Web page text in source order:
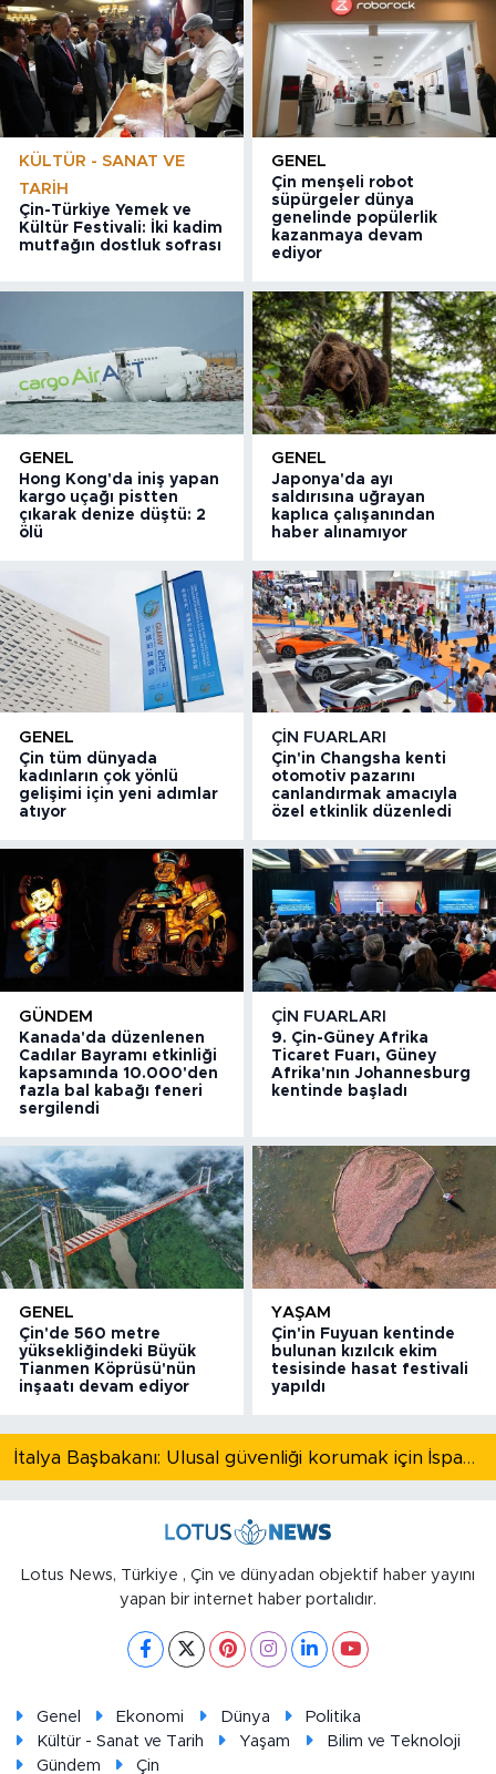
KÜLTÜR - SANAT VE
TARIH
Çin-Türkiye Yemek ve
Kültür Festivali: İki kadim
mutfağın dostluk sofrası
GENEL
Çin menşeli robot
süpürgeler dünya
genelinde popülerlik
kazanmaya devam
ediyor
GENEL
Hong Kong'da iniş yapan
kargo uçağı pistten
çıkarak denize düştü: 2
ölü
GENEL
Japonya'da ayı
saldırısına uğrayan
kaplıca çalışanından
haber alınamıyor
GENEL
Çin tüm dünyada
kadınların çok yönlü
gelişimi için yeni adımlar
atıyor
ÇIN FUARLARI
Çin'in Changsha kenti
otomotiv pazarını
canlandırmak amacıyla
özel etkinlik düzenledi
GÜNDEM
Kanada'da düzenlenen
Cadılar Bayramı etkinliği
kapsamında 10.000'den
fazla bal kabağı feneri
sergilendi
ÇIN FUARLARI
9. Çin-Güney Afrika
Ticaret Fuarı, Güney
Afrika'nın Johannesburg
kentinde başladı
GENEL
Çin'de 560 metre
yüksekliğindeki Büyük
Tianmen Köprüsü'nün
inşaatı devam ediyor
YAŞAM
Çin'in Fuyuan kentinde
bulunan kızılcık ekim
tesisinde hasat festivali
yapıldı
İtalya Başbakanı: Ulusal güvenliği korumak için İspanya ile Schengen kapsamındaki serbest dolaşımı askıya alıyoruz
Lotus News, Türkiye , Çin ve dünyadan objektif haber yayını
yapan bir internet haber portalıdır.
Genel Ekonomi Dünya
Politika
Kültür - Sanat ve Tarih
Yaşam
Bilim ve Teknoloji
Gündem
Çin